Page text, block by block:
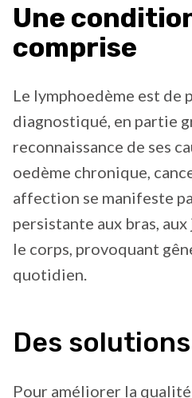
Une
comprise
Le lymphoedème est de
diagnostiqué, en partie
reconnaissance de ses
oedème chronique,
affection se manifeste
persistante aux bras,
le corps, provoquant
quotidien.
Des
Pour améliorer la